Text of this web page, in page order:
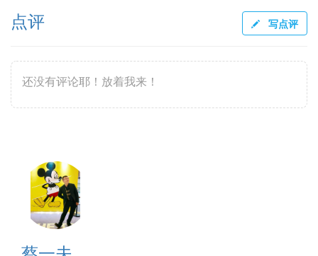
点评 写点评
还没有评论耶！放着我来！